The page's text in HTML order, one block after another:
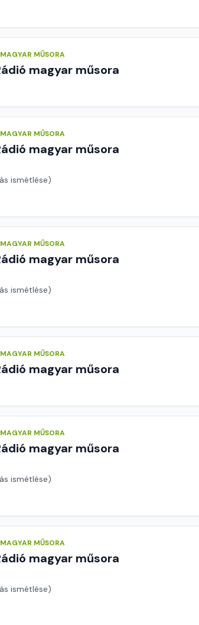
MŰSORA
magyar műsora
MŰSORA
magyar műsora
ismétlése)
MŰSORA
magyar műsora
ismétlése)
MŰSORA
magyar műsora
MŰSORA
magyar műsora
ismétlése)
MŰSORA
magyar műsora
ismétlése)